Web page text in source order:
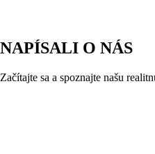
NAPÍSALI O NÁS
Začítajte sa a spoznajte našu